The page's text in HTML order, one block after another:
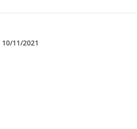
10/11/2021